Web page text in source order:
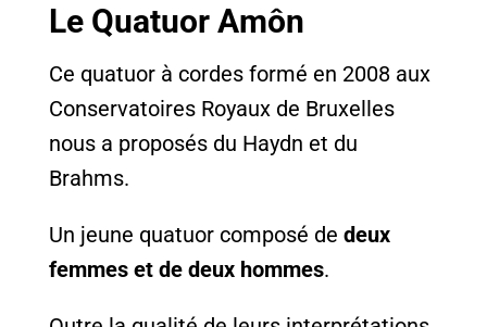
Le Quatuor Amôn
Ce quatuor à cordes formé en 2008 aux
Conservatoires Royaux de Bruxelles
nous a proposés du Haydn et du
Brahms.
Un jeune quatuor composé de deux
femmes et de deux hommes.